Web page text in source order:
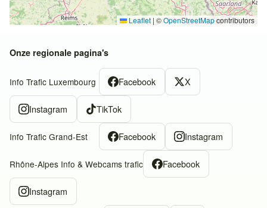
Leaflet | ©OpenStreetMapcontributors
Onze regionale pagina's
Info Trafic Luxembourg Facebook X
Instagram TikTok
Info Trafic Grand-Est Facebook Instagram
Rhône-Alpes Info & Webcams trafic Facebook
Instagram